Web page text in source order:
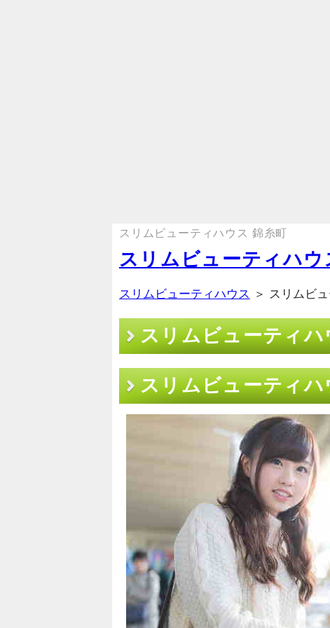
スリムビューティハウス 錦糸町
スリムビューティハウ
スリムビューティハウス ＞ スリムビ
スリムビューティ
スリムビューティ